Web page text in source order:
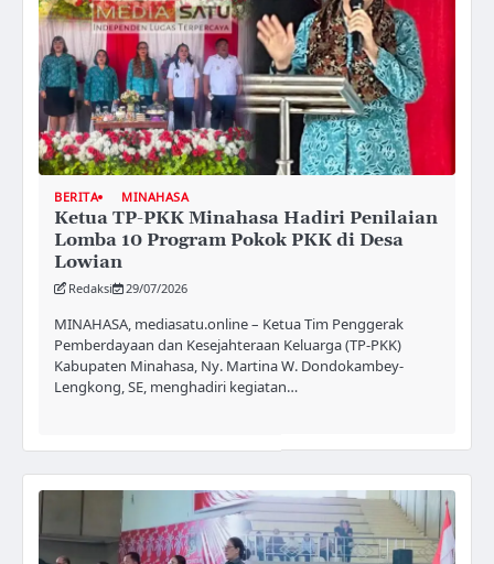
BERITA MINAHASA
Ketua TP-PKK Minahasa Hadiri Penilaian
Lomba 10 Program Pokok PKK di Desa
Lowian
Redaksi 29/07/2026
MINAHASA, mediasatu.online – Ketua Tim Penggerak
Pemberdayaan dan Kesejahteraan Keluarga (TP-PKK)
Kabupaten Minahasa, Ny. Martina W. Dondokambey-
Lengkong, SE, menghadiri kegiatan…